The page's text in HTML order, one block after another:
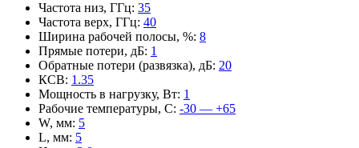
Частота низ, ГГц: 35
Частота верх, ГГц: 40
Ширина рабочей полосы, %: 8
Прямые потери, дБ: 1
Обратные потери (развязка), дБ: 20
КСВ: 1.35
Мощность в нагрузку, Вт: 1
Рабочие температуры, С: -30 — +65
W, мм: 5
L, мм: 5